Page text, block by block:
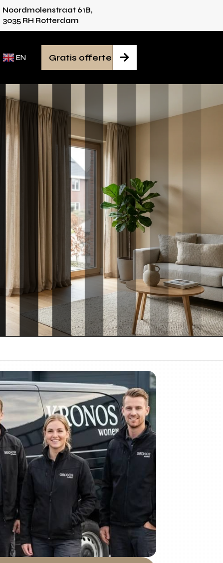
voor iedere ruimte
Noordmolenstraat 61B,
3035 RH Rotterdam
EN 
Gratis offerte